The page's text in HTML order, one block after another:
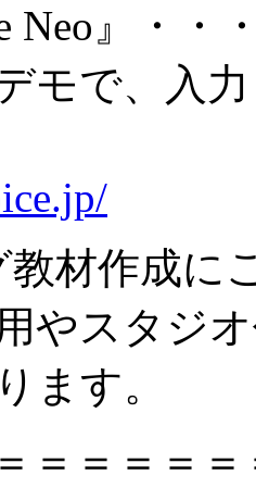
Neo』・・
モで、入
教材作成に
やスタジ
ます。
＝＝＝＝